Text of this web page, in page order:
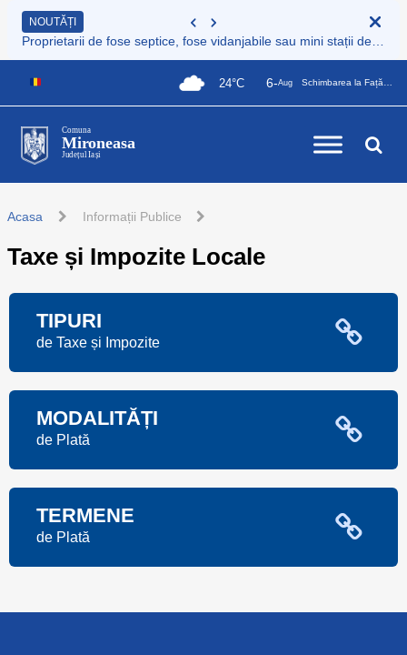
NOUTĂȚI
24°C 6-Aug
Comuna
Mironeasa
Județul Iași
Acasa Informații Publice
Taxe și Impozite Locale
TIPURI
de Taxe și Impozite
MODALITĂȚI
de Plată
TERMENE
de Plată